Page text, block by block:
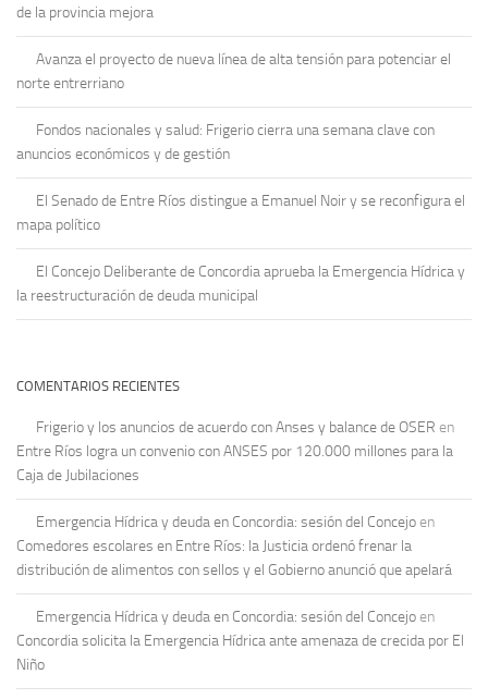
de la provincia mejora
Avanza el proyecto de nueva línea de alta tensión para potenciar el
norte entrerriano
Fondos nacionales y salud: Frigerio cierra una semana clave con
anuncios económicos y de gestión
El Senado de Entre Ríos distingue a Emanuel Noir y se reconfigura el
mapa político
El Concejo Deliberante de Concordia aprueba la Emergencia Hídrica y
la reestructuración de deuda municipal
COMENTARIOS RECIENTES
Frigerio y los anuncios de acuerdo con Anses y balance de OSER en
Entre Ríos logra un convenio con ANSES por 120.000 millones para la
Caja de Jubilaciones
Emergencia Hídrica y deuda en Concordia: sesión del Concejo en
Comedores escolares en Entre Ríos: la Justicia ordenó frenar la
distribución de alimentos con sellos y el Gobierno anunció que apelará
Emergencia Hídrica y deuda en Concordia: sesión del Concejo en
Concordia solicita la Emergencia Hídrica ante amenaza de crecida por El
Niño